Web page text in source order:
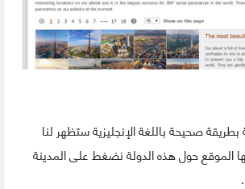
صحيحة باللغة الإنجليزية ستظهر لنا
الموقع حول هذه الدولة نضغط على المدينة